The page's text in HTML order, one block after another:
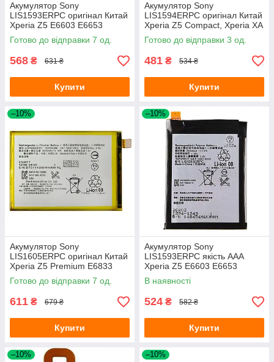
Акумулятор Sony
LIS1593ERPC оригінал Китай
Xperia Z5 E6603 E6653
E6633 E6683 2900 mAh
Готово до відправки 7 од.
568 ₴ 631 ₴
Купити
Акумулятор Sony
LIS1594ERPC оригінал Китай
Xperia Z5 Compact, Xperia XA
Ultra E5803 E5823 F3212
F3215
Готово до відправки 3 од.
481 ₴ 534 ₴
Купити
–10%
Акумулятор Sony
LIS1605ERPC оригінал Китай
Xperia Z5 Premium E6833
E6853 E6883 SO-03H 3430
mAh
Готово до відправки 7 од.
611 ₴ 679 ₴
Купити
–10%
Акумулятор Sony
LIS1593ERPC якість AAA
Xperia Z5 E6603 E6653
E6633 E6683
В наявності
524 ₴ 582 ₴
Купити
–10% –10%